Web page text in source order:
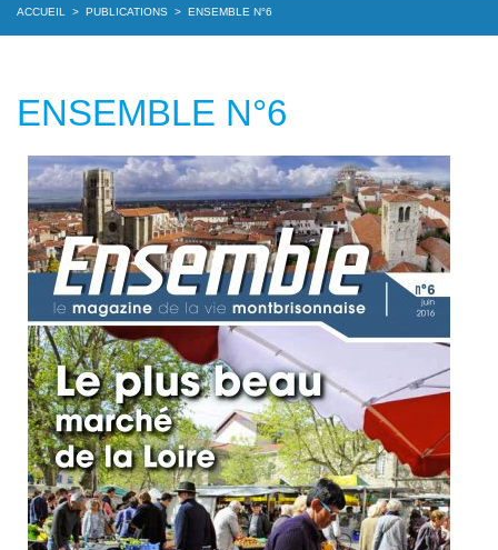
ACCUEIL > PUBLICATIONS > ENSEMBLE N°6
ENSEMBLE N°6